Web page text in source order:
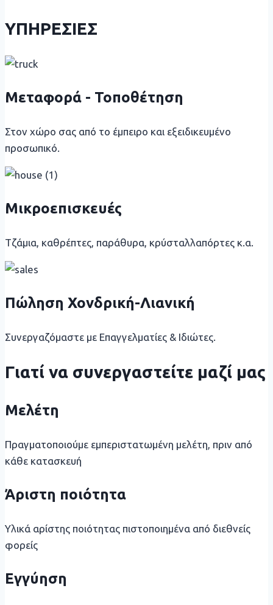
ΥΠΗΡΕΣΙΕΣ
Μεταφορά - Τοποθέτηση
Στον χώρο σας από το έμπειρο και εξειδικευμένο
προσωπικό.
Μικροεπισκευές
Τζάμια, καθρέπτες, παράθυρα, κρύσταλλαπόρτες κ.α.
Πώληση Χονδρική-Λιανική
Συνεργαζόμαστε με Επαγγελματίες & Ιδιώτες.
Γιατί να συνεργαστείτε μαζί μας
Μελέτη
Πραγματοποιούμε εμπεριστατωμένη μελέτη, πριν από
κάθε κατασκευή
Άριστη ποιότητα
Υλικά αρίστης ποιότητας πιστοποιημένα από διεθνείς
φορείς
Εγγύηση